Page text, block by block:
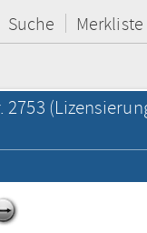
Suche Merkliste
2753